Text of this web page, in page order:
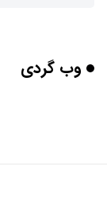
برنج فضایی چین
وب گردی